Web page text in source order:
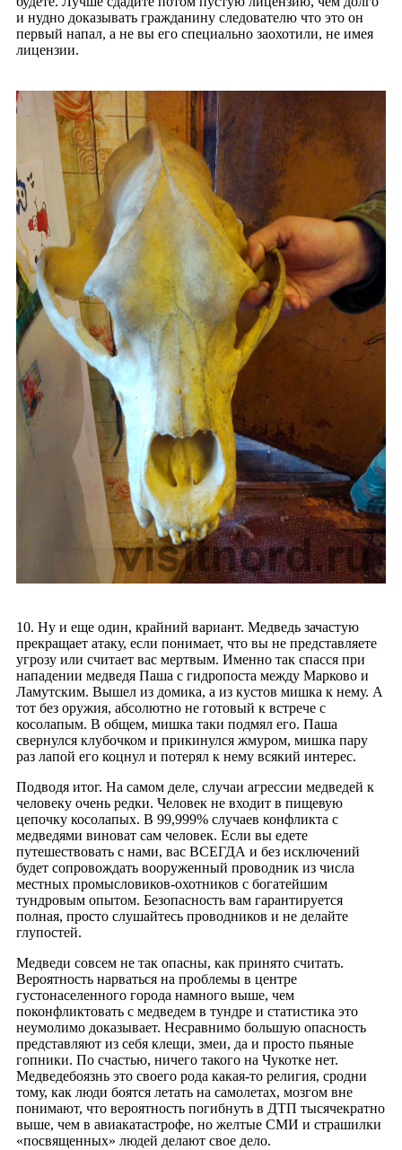
и нудно доказывать гражданину следователю что это он
первый напал, а не вы его специально заохотили, не имея
лицензии.
10. Ну и еще один, крайний вариант. Медведь зачастую
прекращает атаку, если понимает, что вы не представляете
угрозу или считает вас мертвым. Именно так спасся при
нападении медведя Паша с гидропоста между Марково и
Ламутским. Вышел из домика, а из кустов мишка к нему. А
тот без оружия, абсолютно не готовый к встрече с
косолапым. В общем, мишка таки подмял его. Паша
свернулся клубочком и прикинулся жмуром, мишка пару
раз лапой его коцнул и потерял к нему всякий интерес.
Подводя итог. На самом деле, случаи агрессии медведей к
человеку очень редки. Человек не входит в пищевую
цепочку косолапых. В 99,999% случаев конфликта с
медведями виноват сам человек. Если вы едете
путешествовать с нами, вас ВСЕГДА и без исключений
будет сопровождать вооруженный проводник из числа
местных промысловиков-охотников с богатейшим
тундровым опытом. Безопасность вам гарантируется
полная, просто слушайтесь проводников и не делайте
глупостей.
Медведи совсем не так опасны, как принято считать.
Вероятность нарваться на проблемы в центре
густонаселенного города намного выше, чем
поконфликтовать с медведем в тундре и статистика это
неумолимо доказывает. Несравнимо большую опасность
представляют из себя клещи, змеи, да и просто пьяные
гопники. По счастью, ничего такого на Чукотке нет.
Медведебоязнь это своего рода какая-то религия, сродни
тому, как люди боятся летать на самолетах, мозгом вне
понимают, что вероятность погибнуть в ДТП тысячекратно
выше, чем в авиакатастрофе, но желтые СМИ и страшилки
«посвященных» людей делают свое дело.